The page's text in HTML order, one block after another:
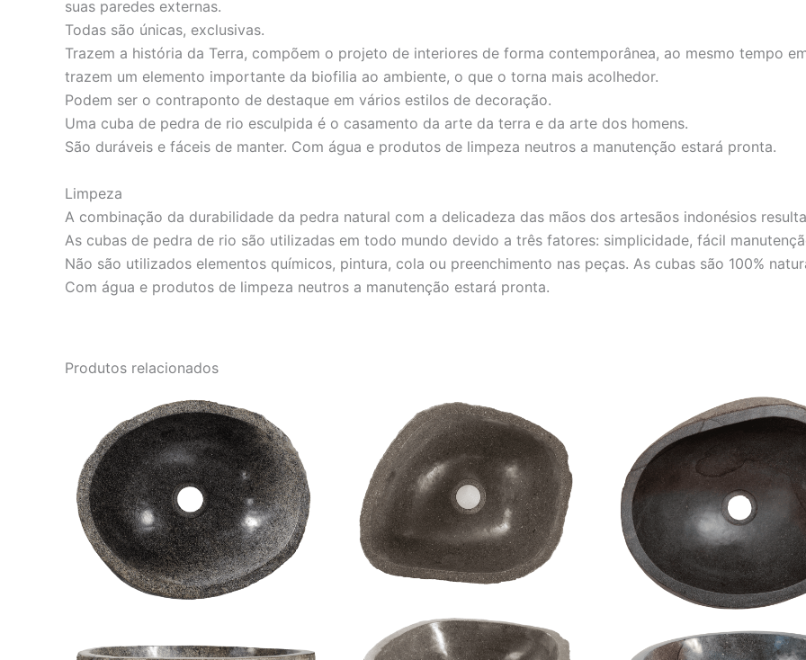
suas paredes externas.
Todas são únicas, exclusivas.
Trazem a história da Terra, compõem o projeto de interiores de forma contemporânea, ao mesmo tempo
trazem um elemento importante da biofilia ao ambiente, o que o torna mais acolhedor.
Podem ser o contraponto de destaque em vários estilos de decoração.
Uma cuba de pedra de rio esculpida é o casamento da arte da terra e da arte dos homens.
São duráveis e fáceis de manter. Com água e produtos de limpeza neutros a manutenção estará pronta.
Limpeza
A combinação da durabilidade da pedra natural com a delicadeza das mãos dos artesãos indonésios
As cubas de pedra de rio são utilizadas em todo mundo devido a três fatores: simplicidade, fácil
Não são utilizados elementos químicos, pintura, cola ou preenchimento nas peças. As cubas são 100%
Com água e produtos de limpeza neutros a manutenção estará pronta.
Produtos relacionados
preço
original
era:
R$ 2.001,00.
preço
atual
é:
R$ 1.667,00.
preço
original
era:
R$ 2.001,00.
preço
atual
é:
R$ 1.667,00.
preço
original
era:
R$ 2.001,00.
O
preço
R$